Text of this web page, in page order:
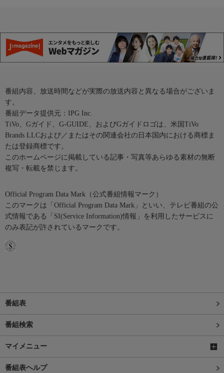
番組内容、放送時間などが実際の放送内容と異なる場合がございま
す。
番組データ提供元：IPG Inc.
TiVo、Gガイド、G-GUIDE、およびGガイドロゴは、米国TiVo
Brands LLCおよび／またはその関連会社の日本国内における商標ま
たは登録商標です。
このホームページに掲載している記事・写真等あらゆる素材の無断
複写・転載を禁じます。
Official Program Data Mark（公式番組情報マーク）
このマークは「Official Program Data Mark」といい、テレビ番組の公
式情報である「SI(Service Information)情報」を利用したサービスに
のみ表記が許されているマークです。
番組表
番組検索
マイメニュー
番組表ヘルプ